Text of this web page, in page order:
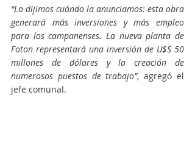
“Lo dijimos cuándo la anunciamos: esta obra
generará más inversiones y más empleo
para los campanenses. La nueva planta de
Foton representará una inversión de U$S 50
millones de dólares y la creación de
numerosos puestos de trabajo”, agregó el
jefe comunal.